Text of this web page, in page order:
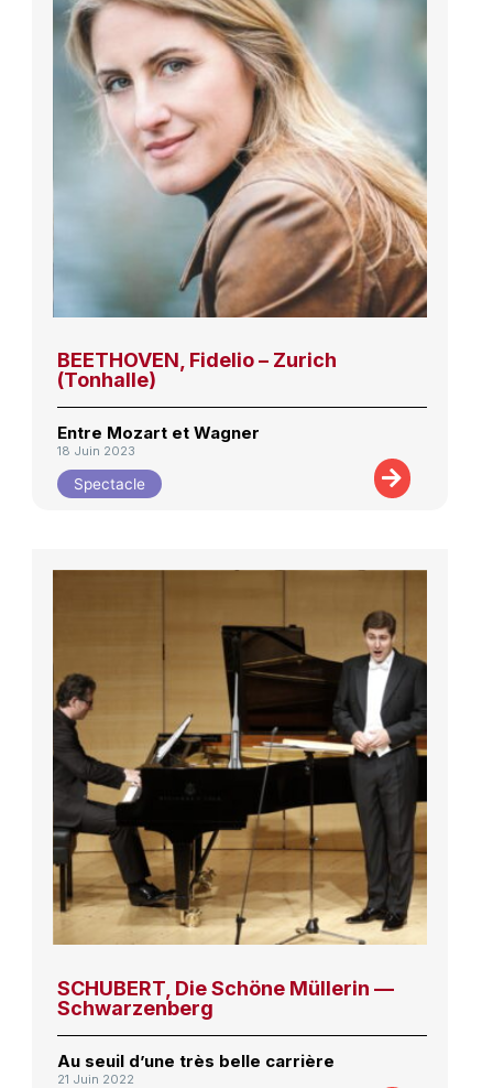
BEETHOVEN, Fidelio – Zurich
(Tonhalle)
Entre Mozart et Wagner
18 Juin 2023
Spectacle
SCHUBERT, Die Schöne Müllerin —
Schwarzenberg
Au seuil d’une très belle carrière
21 Juin 2022